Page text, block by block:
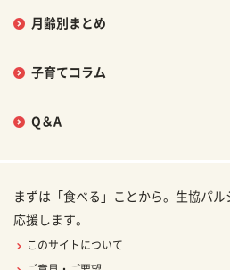
月齢別まとめ
子育てコラム
Q＆A
まずは「食べる」ことから。生協パ
応援します。
このサイトについて